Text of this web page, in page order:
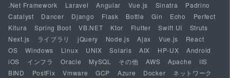
.Net Framework
Laravel Angular Vue.js Sinatra
Padrino
Catalyst
Dancer Django Flask Bottle Gin Echo
Perfect
Kitura
Spring Boot VB.NET Ktor Flutter Swift UI
Struts
Next.js
ライブラリ jQuery Node.js Ajax Vue.js
React
OS
Windows Linux UNIX Solaris AIX HP-UX
Android
iOS
インフラ Oracle MySQL その他 AWS Apache
IIS
BIND
PostFix Vmware GCP Azure Docker
ネットワーク